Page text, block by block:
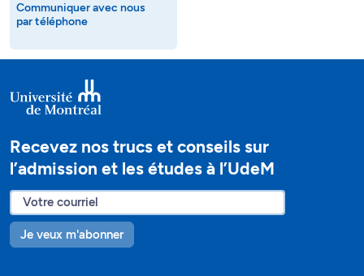
Communiquer avec nous
par téléphone
Recevez nos trucs et conseils sur
l’admission et les études à l’UdeM
Je veux m'abonner